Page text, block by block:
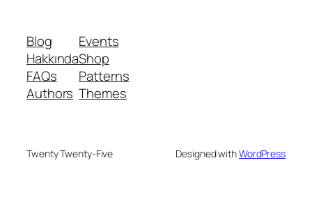
Blog
Hakkında
FAQs
Authors
Events
Shop
Patterns
Themes
Twenty Twenty-Five Designed withWordPress